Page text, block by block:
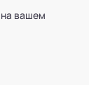
на вашем